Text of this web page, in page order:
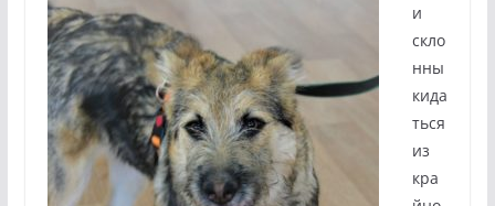
и
скло
нны
кида
ться
из
кра